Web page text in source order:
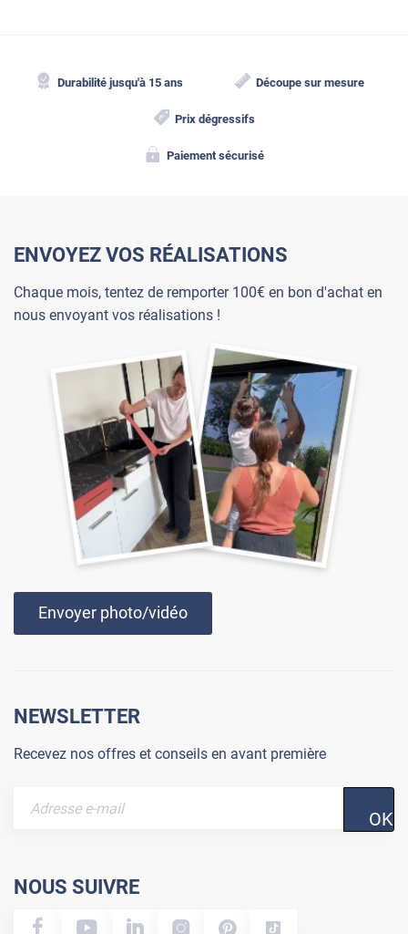
Durabilité jusqu'à 15 ans Découpe sur mesure
Prix dégressifs
Paiement sécurisé
ENVOYEZ VOS RÉALISATIONS
Chaque mois, tentez de remporter 100€ en bon d'achat en
nous envoyant vos réalisations !
Envoyer photo/vidéo
NEWSLETTER
Recevez nos offres et conseils en avant première
OK
NOUS SUIVRE